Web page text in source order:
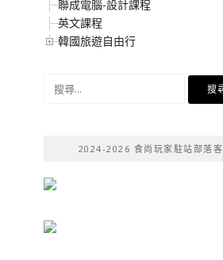
聯成電腦-設計課程
英文課程
韓國旅遊自由行
2024-2026 食尚玩家駐站部落客